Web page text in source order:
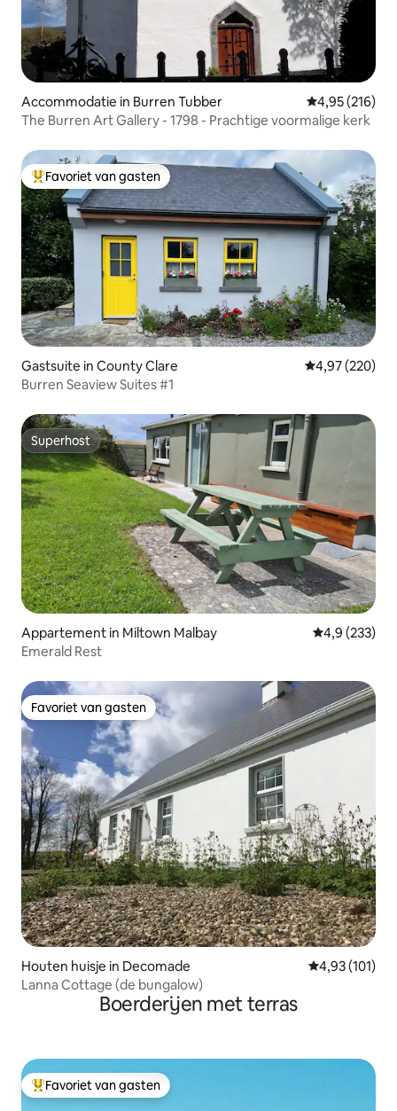
Accommodatie in Burren Tubber Gemiddelde
4,95 (216)
The Burren Art Gallery - 1798 - Prachtige voormalige kerk
Topfavoriet van gasten
Favoriet van gasten
Gastsuite in County Clare Gemiddelde
4,97 (220)
Burren Seaview Suites #1
Superhost
Superhost
Appartement in Miltown Malbay Gemiddelde
4,9 (233)
Emerald Rest
Favoriet van gasten
Favoriet van gasten
Houten huisje in Decomade Gemiddelde
4,93 (101)
Lanna Cottage (de bungalow)
Boerderijen met terras
Topfavoriet van gasten
Favoriet van gasten